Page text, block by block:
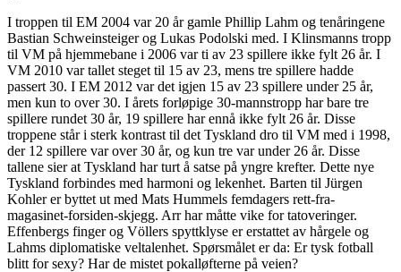
I troppen til EM 2004 var 20 år gamle Phillip Lahm og tenåringene
Bastian Schweinsteiger og Lukas Podolski med. I Klinsmanns tropp
til VM på hjemmebane i 2006 var ti av 23 spillere ikke fylt 26 år. I
VM 2010 var tallet steget til 15 av 23, mens tre spillere hadde
passert 30. I EM 2012 var det igjen 15 av 23 spillere under 25 år,
men kun to over 30. I årets forløpige 30-mannstropp har bare tre
spillere rundet 30 år, 19 spillere har ennå ikke fylt 26 år. Disse
troppene står i sterk kontrast til det Tyskland dro til VM med i 1998,
der 12 spillere var over 30 år, og kun tre var under 26 år. Disse
tallene sier at Tyskland har turt å satse på yngre krefter. Dette nye
Tyskland forbindes med harmoni og lekenhet. Barten til Jürgen
Kohler er byttet ut med Mats Hummels femdagers rett-fra-
magasinet-forsiden-skjegg. Arr har måtte vike for tatoveringer.
Effenbergs finger og Völlers spyttklyse er erstattet av hårgele og
Lahms diplomatiske veltalenhet. Spørsmålet er da: Er tysk fotball
blitt for sexy? Har de mistet pokalløfterne på veien?